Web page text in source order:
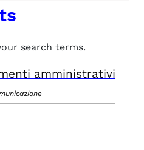
search terms.
amministrativi